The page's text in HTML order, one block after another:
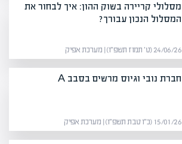
מסלולי קריירה בשוק ההון: איך לבחור את
המסלול הנכון עבורך?
24/06/26 (ט׳ תמוז תשפ״ו) | מערכת אפיק
חברת נובי וגיוס מרשים בסבב A
15/01/26 (כ״ו טבת תשפ״ו) | מערכת אפיק